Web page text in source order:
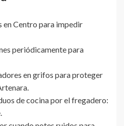
en Centro para impedir
periódicamente para
en grifos para proteger
de cocina por el fregadero: